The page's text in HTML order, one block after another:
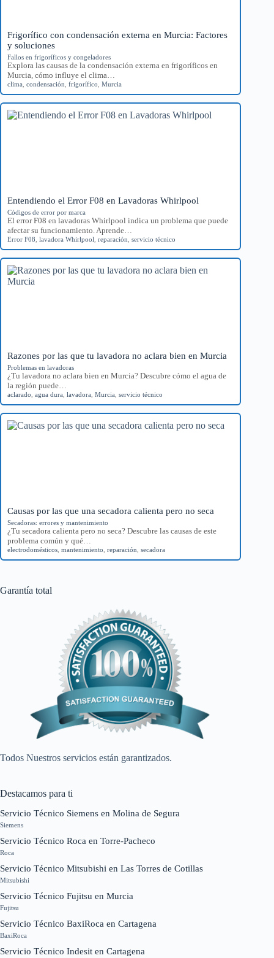
Frigorífico con condensación externa en Murcia: Factores
y soluciones
Fallos en frigoríficos y congeladores
Explora las causas de la condensación externa en frigoríficos en
Murcia, cómo influye el clima…
clima condensación frigorífico Murcia
Entendiendo el Error F08 en Lavadoras Whirlpool
Códigos de error por marca
El error F08 en lavadoras Whirlpool indica un problema que puede
afectar su funcionamiento. Aprende…
Error F08 lavadora Whirlpool reparación servicio técnico
Razones por las que tu lavadora no aclara bien en Murcia
Problemas en lavadoras
¿Tu lavadora no aclara bien en Murcia? Descubre cómo el agua de
la región puede…
aclarado agua dura lavadora Murcia servicio técnico
Causas por las que una secadora calienta pero no seca
Secadoras: errores y mantenimiento
¿Tu secadora calienta pero no seca? Descubre las causas de este
problema común y qué…
electrodomésticos mantenimiento reparación secadora
Garantía total
Todos Nuestros servicios están garantizados.
Destacamos para ti
Servicio Técnico Siemens en Molina de Segura
Siemens
Servicio Técnico Roca en Torre-Pacheco
Roca
Servicio Técnico Mitsubishi en Las Torres de Cotillas
Mitsubishi
Servicio Técnico Fujitsu en Murcia
Fujitsu
Servicio Técnico BaxiRoca en Cartagena
BaxiRoca
Servicio Técnico Indesit en Cartagena